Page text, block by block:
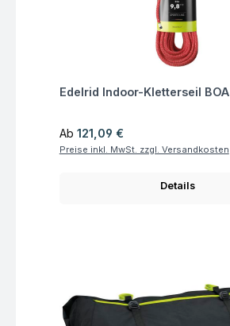
Fragen zum Artikel
Edelrid Indoor-Kletterseil BOA
Regulärer Preis:
Ab 121,09 €
Preise inkl. MwSt. zzgl. Versandkosten
Details